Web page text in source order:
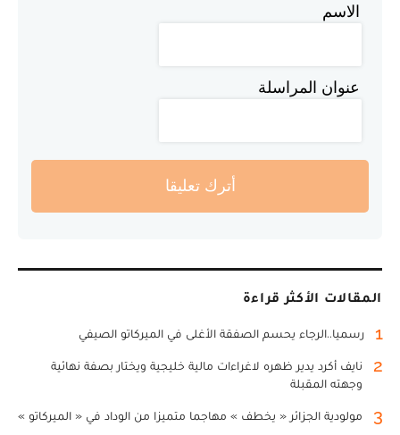
الاسم
عنوان المراسلة
أترك تعليقا
المقالات الأكثر قراءة
1 رسميا..الرجاء يحسم الصفقة الأغلى في الميركاتو الصيفي
2
نايف أكرد يدير ظهره لاغراءات مالية خليجية ويختار بصفة نهائية
وجهته المقبلة
3 مولودية الجزائر « يخطف » مهاجما متميزا من الوداد في « الميركاتو »